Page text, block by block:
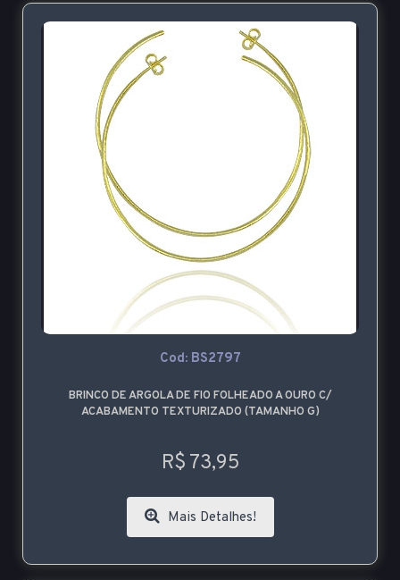
Cod: BS2797
BRINCO DE ARGOLA DE FIO FOLHEADO A OURO C/
ACABAMENTO TEXTURIZADO (TAMANHO G)
R$ 73,95
Mais Detalhes!